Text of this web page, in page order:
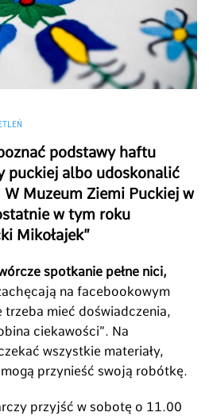
podstawy haftu
puckiej albo udoskonalić
Muzeum Ziemi Puckiej w
w tym roku
Mikołajek”
spotkanie pełne nici,
na facebookowym
mieć doświadczenia,
ciekawości”. Na
wszystkie materiały,
przynieść swoją robótkę.
przyjść w sobotę o 11.00